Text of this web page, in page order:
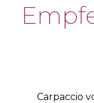
Carpaccio